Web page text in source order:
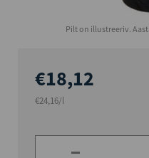
Pilt on illustreeriv.
€18,12
€24,16/l